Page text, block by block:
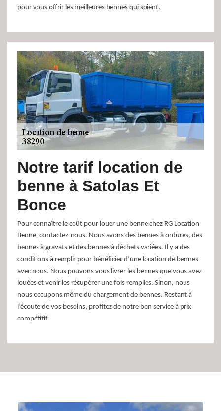
pour vous offrir les meilleures bennes qui soient.
Notre tarif location de
benne à Satolas Et
Bonce
Pour connaître le coût pour louer une benne chez RG Location
Benne, contactez-nous. Nous avons des bennes à ordures, des
bennes à gravats et des bennes à déchets variées. Il y a des
conditions à remplir pour bénéficier d’une location de bennes
avec nous. Nous pouvons vous livrer les bennes que vous avez
louées et venir les récupérer une fois remplies. Sinon, nous
nous occupons même du chargement de bennes. Restant à
l’écoute de vos besoins, profitez de notre bon service à prix
compétitif.